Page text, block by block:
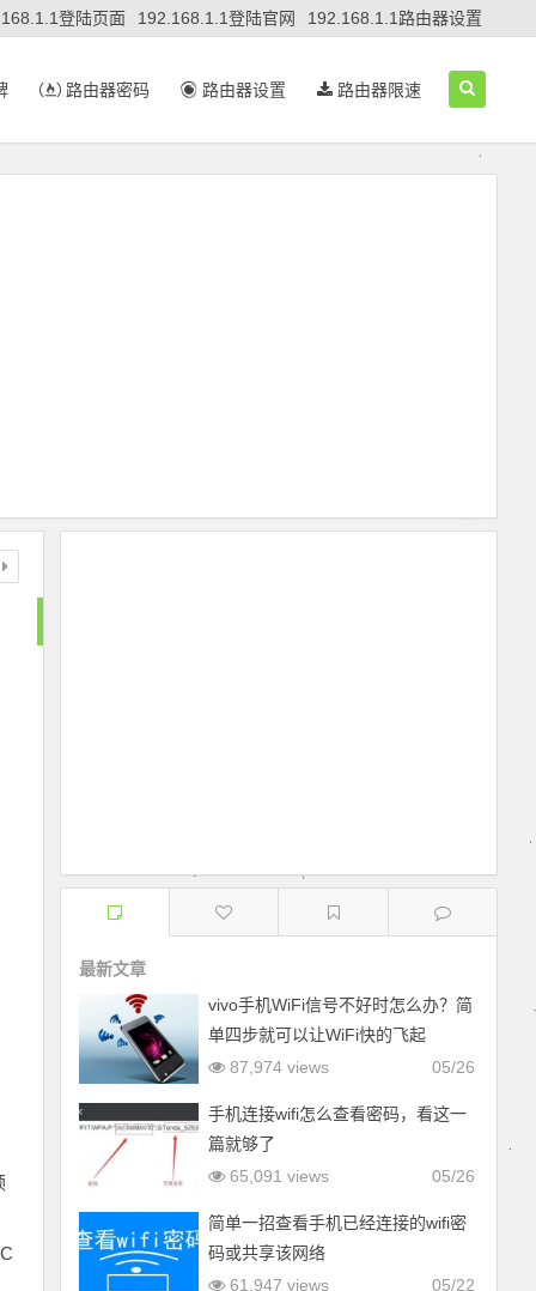
登陆页面 192.168.1.1登陆官网 192.168.1.1路由器设置
路由器密码 路由器设置 路由器限速
最新文章
vivo手机WiFi信号不好时怎么办？简
单四步就可以让WiFi快的飞起
05/26
87,974 views
手机连接wifi怎么查看密码，看这一
篇就够了
05/26
65,091 views
简单一招查看手机已经连接的wifi密
码或共享该网络
05/22
61,947 views